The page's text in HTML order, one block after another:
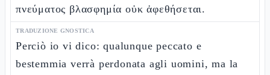
πνεύματος βλασφημία οὐκ ἀφεθήσεται.
TRADUZIONE GNOSTICA
Perciò io vi dico: qualunque peccato e
bestemmia verrà perdonata agli uomini, ma la